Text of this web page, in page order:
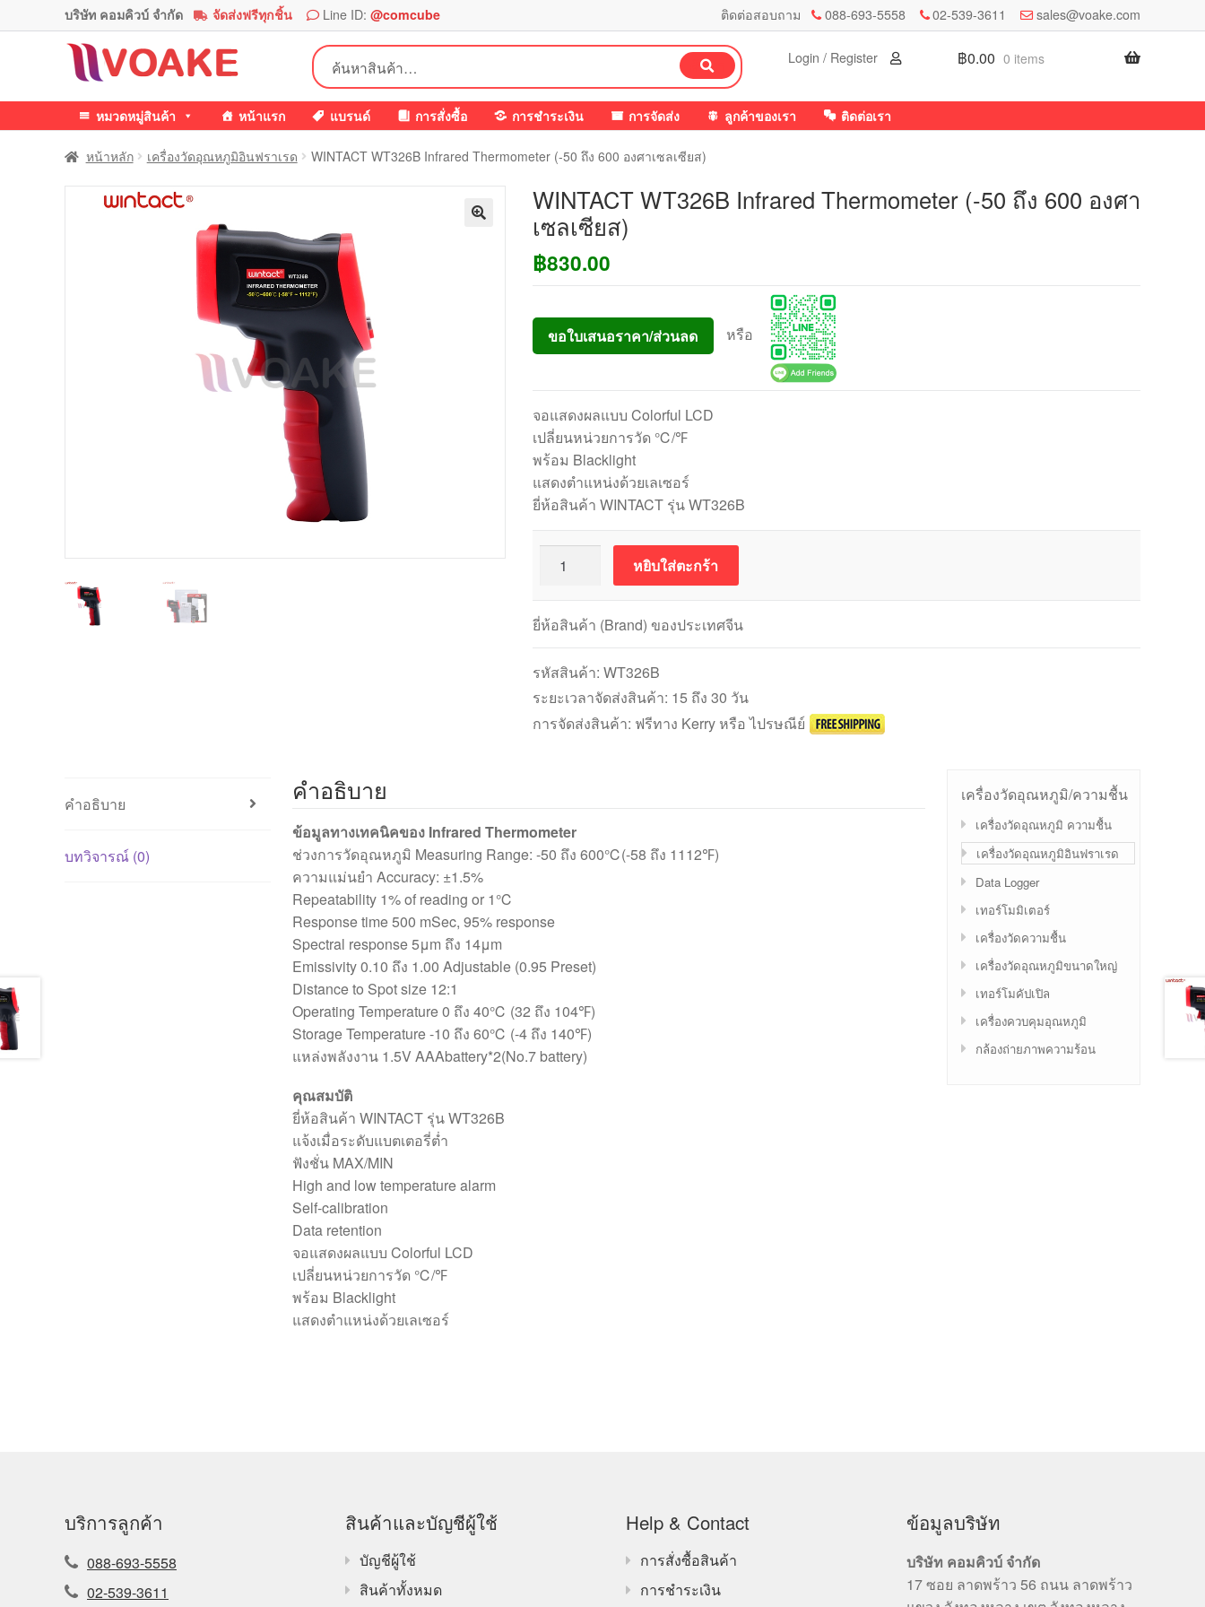
บริษัท คอมคิวบ์ จำกัด จัดส่งฟรีทุกชิ้น Line ID: @comcube ติดต่อสอบถาม 088-693-5558 02-539-3611 sales@voake.com
Skip
to
Skip
to
ค้นหา:
ค้นหา ฿0.00 0 items
Login / Register
หมวดหมู่สินค้า หน้าแรก แบรนด์ การสั่งซื้อ การชำระเงิน การจัดส่ง ลูกค้าของเรา ติดต่อเรา
หน้าหลัก เครื่องวัดอุณหภูมิอินฟราเรด WINTACT WT326B Infrared Thermometer (-50 ถึง 600 องศาเซลเซียส)
WINTACT WT326B Infrared Thermometer (-50 ถึง 600 องศา
เซลเซียส)
฿830.00
ขอใบเสนอราคา/ส่วนลด หรือ
จอแสดงผลแบบ Colorful LCD
เปลี่ยนหน่วยการวัด ℃/℉
พร้อม Blacklight
แสดงตำแหน่งด้วยเลเซอร์
ยี่ห้อสินค้า WINTACT รุ่น WT326B
WINTACT
WT326B
Infrared
Thermometer
(-50
ถึง
600
องศา
หยิบใส่ตะกร้า
ยี่ห้อสินค้า (Brand) ของประเทศจีน
รหัสสินค้า: WT326B
ระยะเวลาจัดส่งสินค้า: 15 ถึง 30 วัน
การจัดส่งสินค้า: ฟรีทาง Kerry หรือ ไปรษณีย์
คำอธิบาย
บทวิจารณ์ (0)
คำอธิบาย
ข้อมูลทางเทคนิคของ Infrared Thermometer
ช่วงการวัดอุณหภูมิ Measuring Range: -50 ถึง 600℃(-58 ถึง 1112℉)
ความแม่นยำ Accuracy: ±1.5%
Repeatability 1% of reading or 1℃
Response time 500 mSec, 95% response
Spectral response 5μm ถึง 14μm
Emissivity 0.10 ถึง 1.00 Adjustable (0.95 Preset)
Distance to Spot size 12:1
Operating Temperature 0 ถึง 40℃ (32 ถึง 104℉)
Storage Temperature -10 ถึง 60℃ (-4 ถึง 140℉)
แหล่งพลังงาน 1.5V AAAbattery*2(No.7 battery)
คุณสมบัติ
ยี่ห้อสินค้า WINTACT รุ่น WT326B
แจ้งเมื่อระดับแบตเตอรี่ต่ำ
ฟังชั่น MAX/MIN
High and low temperature alarm
Self-calibration
Data retention
จอแสดงผลแบบ Colorful LCD
เปลี่ยนหน่วยการวัด ℃/℉
พร้อม Blacklight
แสดงตำแหน่งด้วยเลเซอร์
เครื่องวัดอุณหภูมิ/ความชื้น
เครื่องวัดอุณหภูมิ ความชื้น
เครื่องวัดอุณหภูมิอินฟราเรด
Data Logger
เทอร์โมมิเตอร์
เครื่องวัดความชื้น
เครื่องวัดอุณหภูมิขนาดใหญ่
เทอร์โมคัปเปิล
เครื่องควบคุมอุณหภูมิ
กล้องถ่ายภาพความร้อน
บริการลูกค้า
088-693-5558
02-539-3611
สินค้าและบัญชีผู้ใช้
บัญชีผู้ใช้
สินค้าทั้งหมด
Help & Contact
การสั่งซื้อสินค้า
การชำระเงิน
ข้อมูลบริษัท
บริษัท คอมคิวบ์ จำกัด
17 ซอย ลาดพร้าว 56 ถนน ลาดพร้าว